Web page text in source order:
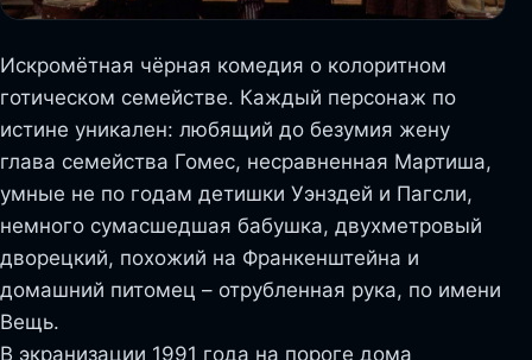
Искромётная чёрная комедия о колоритном
готическом семействе. Каждый персонаж по
истине уникален: любящий до безумия жену
глава семейства Гомес, несравненная Мартиша,
умные не по годам детишки Уэнздей и Пагсли,
немного сумасшедшая бабушка, двухметровый
дворецкий, похожий на Франкенштейна и
домашний питомец – отрубленная рука, по имени
Вещь.
В экранизации 1991 года на пороге дома